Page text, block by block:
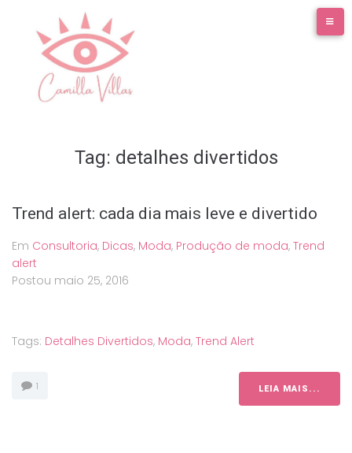
conteúdo
Tag: detalhes divertidos
Trend alert: cada dia mais leve e divertido
Em Consultoria, Dicas, Moda, Produção de moda, Trend
alert
Postou maio 25, 2016
Tags: Detalhes Divertidos, Moda, Trend Alert
1 LEIA MAIS...